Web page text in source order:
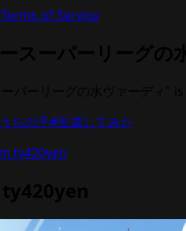
Terms of Service
ちの子#生成してみた
ty420yen